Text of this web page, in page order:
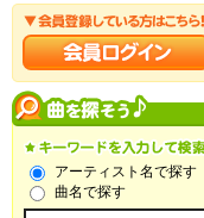
アーティスト名で探す
曲名で探す